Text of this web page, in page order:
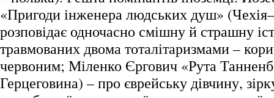
«Пригоди інженера людських душ»
розповідає одночасно смішну й страшну
травмованих двома тоталітаризмами –
червоним; Міленко Єргович «Рута
Герцеговина) – про єврейську дівчину,